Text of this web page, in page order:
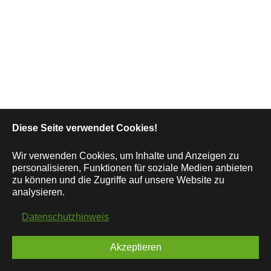
Diese Seite verwendet Cookies!
Wir verwenden Cookies, um Inhalte und Anzeigen zu
personalisieren, Funktionen für soziale Medien anbieten
zu können und die Zugriffe auf unsere Website zu
analysieren.
Datenschutzhinweis
Akzeptieren